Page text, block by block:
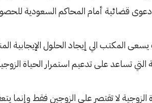
قضائية أمام المحاكم السعودية
المكتب الي إيجاد الحلول الإيجابية
التي تساعد على تدعيم استمرار الحياة
الزوجية لا تقتصر على الزوجين فقط